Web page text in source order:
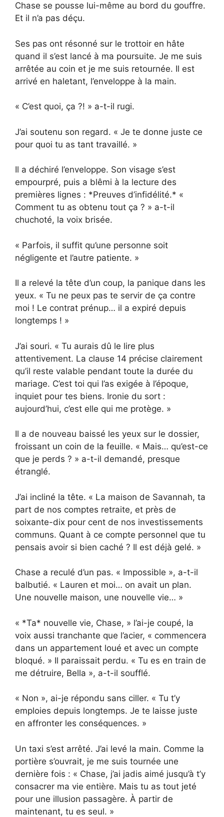
Chase se pousse lui-même au bord du gouffre.
Et il n’a pas déçu.
Ses pas ont résonné sur le trottoir en hâte
quand il s’est lancé à ma poursuite. Je me suis
arrêtée au coin et je me suis retournée. Il est
arrivé en haletant, l’enveloppe à la main.
« C’est quoi, ça ?! » a-t-il rugi.
J’ai soutenu son regard. « Je te donne juste ce
pour quoi tu as tant travaillé. »
Il a déchiré l’enveloppe. Son visage s’est
empourpré, puis a blêmi à la lecture des
premières lignes : *Preuves d’infidélité.* «
Comment tu as obtenu tout ça ? » a-t-il
chuchoté, la voix brisée.
« Parfois, il suffit qu’une personne soit
négligente et l’autre patiente. »
Il a relevé la tête d’un coup, la panique dans les
yeux. « Tu ne peux pas te servir de ça contre
moi ! Le contrat prénup… il a expiré depuis
longtemps ! »
J’ai souri. « Tu aurais dû le lire plus
attentivement. La clause 14 précise clairement
qu’il reste valable pendant toute la durée du
mariage. C’est toi qui l’as exigée à l’époque,
inquiet pour tes biens. Ironie du sort :
aujourd’hui, c’est elle qui me protège. »
Il a de nouveau baissé les yeux sur le dossier,
froissant un coin de la feuille. « Mais… qu’est-ce
que je perds ? » a-t-il demandé, presque
étranglé.
J’ai incliné la tête. « La maison de Savannah, ta
part de nos comptes retraite, et près de
soixante-dix pour cent de nos investissements
communs. Quant à ce compte personnel que tu
pensais avoir si bien caché ? Il est déjà gelé. »
Chase a reculé d’un pas. « Impossible », a-t-il
balbutié. « Lauren et moi… on avait un plan.
Une nouvelle maison, une nouvelle vie… »
« *Ta* nouvelle vie, Chase, » l’ai-je coupé, la
voix aussi tranchante que l’acier, « commencera
dans un appartement loué et avec un compte
bloqué. » Il paraissait perdu. « Tu es en train de
me détruire, Bella », a-t-il soufflé.
« Non », ai-je répondu sans ciller. « Tu t’y
emploies depuis longtemps. Je te laisse juste
en affronter les conséquences. »
Un taxi s’est arrêté. J’ai levé la main. Comme la
portière s’ouvrait, je me suis tournée une
dernière fois : « Chase, j’ai jadis aimé jusqu’à t’y
consacrer ma vie entière. Mais tu as tout jeté
pour une illusion passagère. À partir de
maintenant, tu es seul. »